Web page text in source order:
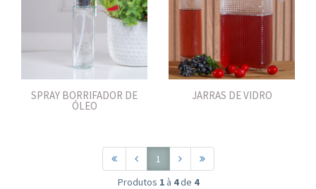
SPRAY BORRIFADOR DE
ÓLEO
JARRAS DE VIDRO
1
Produtos 1à 4de 4